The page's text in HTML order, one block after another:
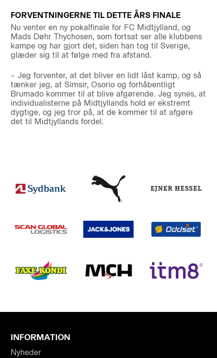
FORVENTNINGERNE TIL DETTE ÅRS FINALE
Nu venter en ny pokalfinale for FC Midtjylland, og
Mads Døhr Thychosen, som fortsat ser alle klubbens
kampe og har gjort det, siden han tog til Sverige,
glæder sig til at følge med fra afstand.
– Jeg forventer, at det bliver en lidt låst kamp, og så
tænker jeg, at Simsir, Osorio og forhåbentligt
Brumado kommer til at blive afgørende. Jeg synes, at
individualisterne på Midtjyllands hold er ekstremt
dygtige, og jeg tror på, at de kommer til at afgøre
det til Midtjyllands fordel.
INFORMATION
Nyheder